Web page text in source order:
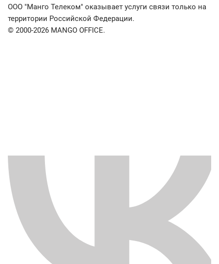
ООО "Манго Телеком" оказывает услуги связи только на
территории Российской Федерации.
© 2000-2026 MANGO OFFICE.